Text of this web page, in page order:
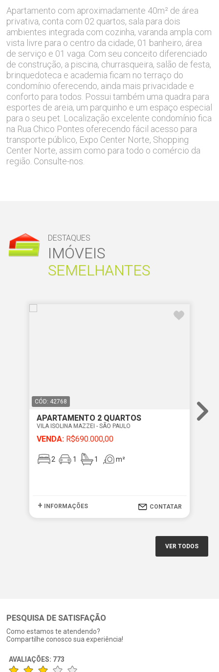
Apartamento com aproximadamente 40m² de área
privativa, conta com 02 quartos, sala para dois
ambientes integrada com cozinha, varanda ampla com
vista livre para o centro da cidade, 01 banheiro, área
de serviço e 01 vaga. Com seu conceito diferenciado
de construção, a piscina, churrasqueira, salão de festa,
brinquedoteca e academia ficam no terraço do
condomínio oferecendo, ainda mais privacidade e
conforto para todos. Possui também uma quadra para
esportes de areia, um parquinho e um espaço especial
para o seu pet. Localização excelente condomínio fica
na Rua Chico Pontes oferecendo fácil acesso para
transporte público, Expo Center Norte, Shopping
Center Norte, assim como para todo o comércio da
região. Consulte-nos.
DESTAQUES
IMÓVEIS
SEMELHANTES
CÓD: 42768
APARTAMENTO 2 QUARTOS
VILA ISOLINA MAZZEI - SÃO PAULO
VENDA: R$690.000,00
2 1 1 m²
+ INFORMAÇÕES CONTATAR
VER TODOS
PESQUISA DE SATISFAÇÃO
Como estamos te atendendo?
Compartilhe conosco sua experiência!
AVALIAÇÕES: 773